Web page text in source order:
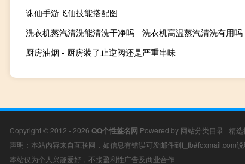
诛仙手游飞仙技能搭配图
洗衣机蒸汽清洗能清洗干净吗 - 洗衣机高温蒸汽清洗有用吗
厨房油烟 - 厨房装了止逆阀还是严重串味
Copyright © 2012 - 2026 QQ个性签名网 Powered by 网站分类目录 | 精
声明：本站内容来自互联网，如信息有错误可发邮件到f_fb#foxmail.com
本站仅为个人兴趣爱好，不接盈利性广告及商业合作